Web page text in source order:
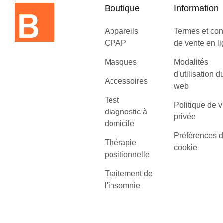
Boutique
Appareils
CPAP
Masques
Accessoires
Test
diagnostic à
domicile
Thérapie
positionnelle
Traitement de
l'insomnie
Information
Termes et
de vente en
Modalités
d'utilisation
web
Politique de
privée
Préférences
cookie